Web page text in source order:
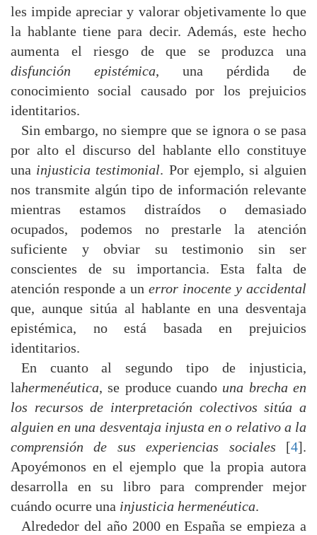
les impide apreciar y valorar objetivamente lo que
la hablante tiene para decir. Además, este hecho
aumenta el riesgo de que se produzca una
disfunción epistémica, una pérdida de
conocimiento social causado por los prejuicios
identitarios.
Sin embargo, no siempre que se ignora o se pasa
por alto el discurso del hablante ello constituye
una injusticia testimonial. Por ejemplo, si alguien
nos transmite algún tipo de información relevante
mientras estamos distraídos o demasiado
ocupados, podemos no prestarle la atención
suficiente y obviar su testimonio sin ser
conscientes de su importancia. Esta falta de
atención responde a un error inocente y accidental
que, aunque sitúa al hablante en una desventaja
epistémica, no está basada en prejuicios
identitarios.
En cuanto al segundo tipo de injusticia,
lahermenéutica, se produce cuando una brecha en
los recursos de interpretación colectivos sitúa a
alguien en una desventaja injusta en o relativo a la
comprensión de sus experiencias sociales [4].
Apoyémonos en el ejemplo que la propia autora
desarrolla en su libro para comprender mejor
cuándo ocurre una injusticia hermenéutica.
Alrededor del año 2000 en España se empieza a